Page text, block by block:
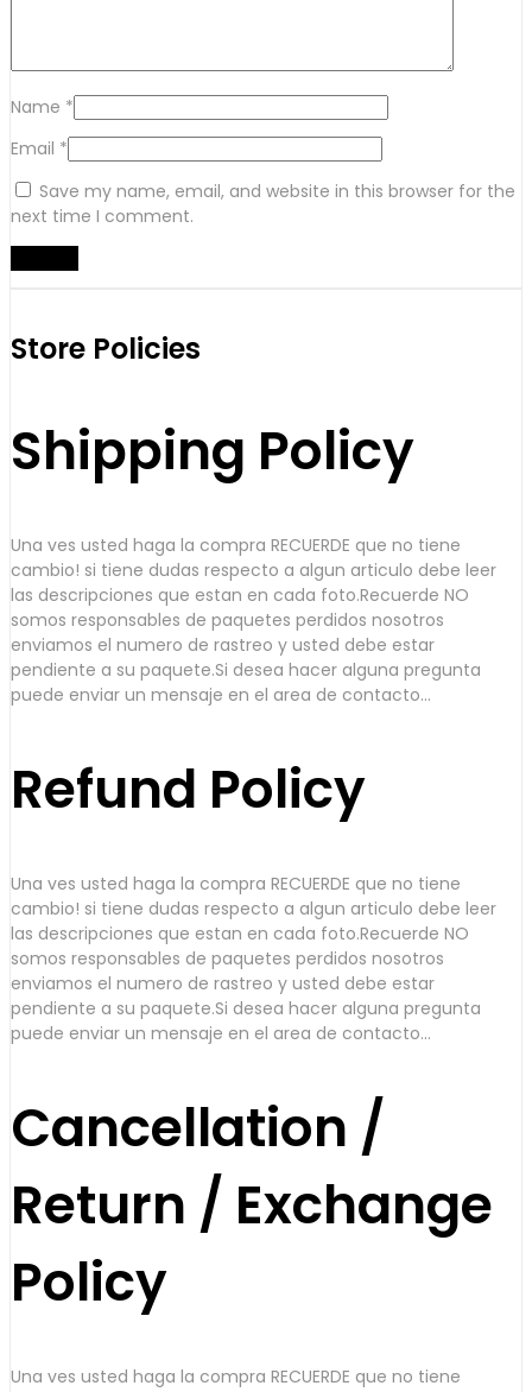
Name *
Email *
Save my name, email, and website in this browser for the
next time I comment.
Store Policies
Shipping Policy
Una ves usted haga la compra RECUERDE que no tiene
cambio! si tiene dudas respecto a algun articulo debe leer
las descripciones que estan en cada foto.Recuerde NO
somos responsables de paquetes perdidos nosotros
enviamos el numero de rastreo y usted debe estar
pendiente a su paquete.Si desea hacer alguna pregunta
puede enviar un mensaje en el area de contacto...
Refund Policy
Una ves usted haga la compra RECUERDE que no tiene
cambio! si tiene dudas respecto a algun articulo debe leer
las descripciones que estan en cada foto.Recuerde NO
somos responsables de paquetes perdidos nosotros
enviamos el numero de rastreo y usted debe estar
pendiente a su paquete.Si desea hacer alguna pregunta
puede enviar un mensaje en el area de contacto...
Cancellation /
Return / Exchange
Policy
Una ves usted haga la compra RECUERDE que no tiene